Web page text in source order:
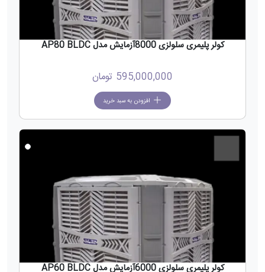
کولر پلیمری سلولزی 8000آزمایش مدل AP80 BLDC
595,000,000 تومان
افزودن به سبد خرید
کولر پلیمری سلولزی 6000آزمایش مدل AP60 BLDC